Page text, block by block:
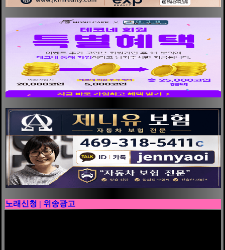
노래신청 | 위송광고